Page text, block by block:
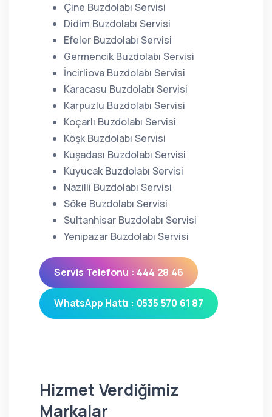
Çine Buzdolabı Servisi
Didim Buzdolabı Servisi
Efeler Buzdolabı Servisi
Germencik Buzdolabı Servisi
İncirliova Buzdolabı Servisi
Karacasu Buzdolabı Servisi
Karpuzlu Buzdolabı Servisi
Koçarlı Buzdolabı Servisi
Köşk Buzdolabı Servisi
Kuşadası Buzdolabı Servisi
Kuyucak Buzdolabı Servisi
Nazilli Buzdolabı Servisi
Söke Buzdolabı Servisi
Sultanhisar Buzdolabı Servisi
Yenipazar Buzdolabı Servisi
Servis Telefonu : 444 28 46
WhatsApp Hattı : 0535 570 61 87
Hizmet Verdiğimiz
Markalar